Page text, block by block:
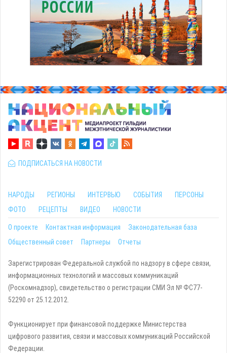
ПОДПИСАТЬСЯ НА НОВОСТИ
НАРОДЫ РЕГИОНЫ ИНТЕРВЬЮ СОБЫТИЯ
ПЕРСОНЫ
ФОТО
РЕЦЕПТЫ ВИДЕО НОВОСТИ
О проекте Контактная информация
Законодательная база
Общественный совет
Партнеры Отчеты
Зарегистрирован Федеральной службой по надзору в сфере связи,
информационных технологий и массовых коммуникаций
(Роскомнадзор), свидетельство о регистрации СМИ Эл № ФС77-
52290 от 25.12.2012.
Функционирует при финансовой поддержке Министерства
цифрового развития, связи и массовых коммуникаций Российской
Федерации.